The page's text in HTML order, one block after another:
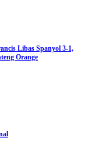
Libas Spanyol 3-1,
Orange